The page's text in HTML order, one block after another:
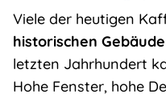
Viele der heutigen
historischen
letzten Jahrhundert
Hohe Fenster, hohe